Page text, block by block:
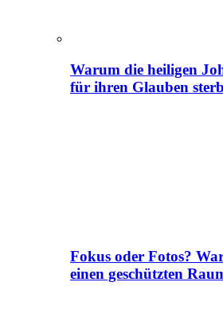
Warum die heiligen
für ihren Glauben
Fokus oder Fotos?
einen geschützten